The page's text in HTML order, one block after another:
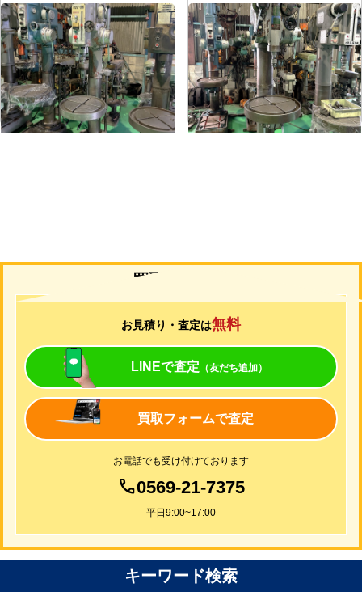
直立ボール盤
メーカー 吉田
形 式YD2-55
年 式-
直立ボール盤
メーカー 吉田
形 式YUD-600
年 式-
買取について
お見積り・査定は無料
LINEで査定 （友だち追加）
買取フォームで査定
お電話でも受け付けております
0569-21-7375
平日9:00~17:00
キーワード検索